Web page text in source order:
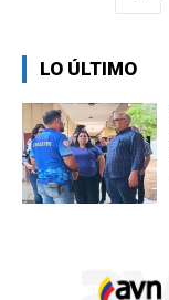
LO ÚLTIMO